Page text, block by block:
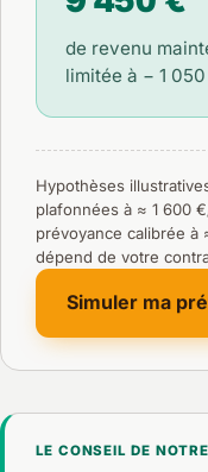
de revenu
limitée à − 1
Hypothèses
plafonnées à ≈ 1 600
prévoyance calibrée à
dépend de votre
Simuler ma
LE CONSEIL DE